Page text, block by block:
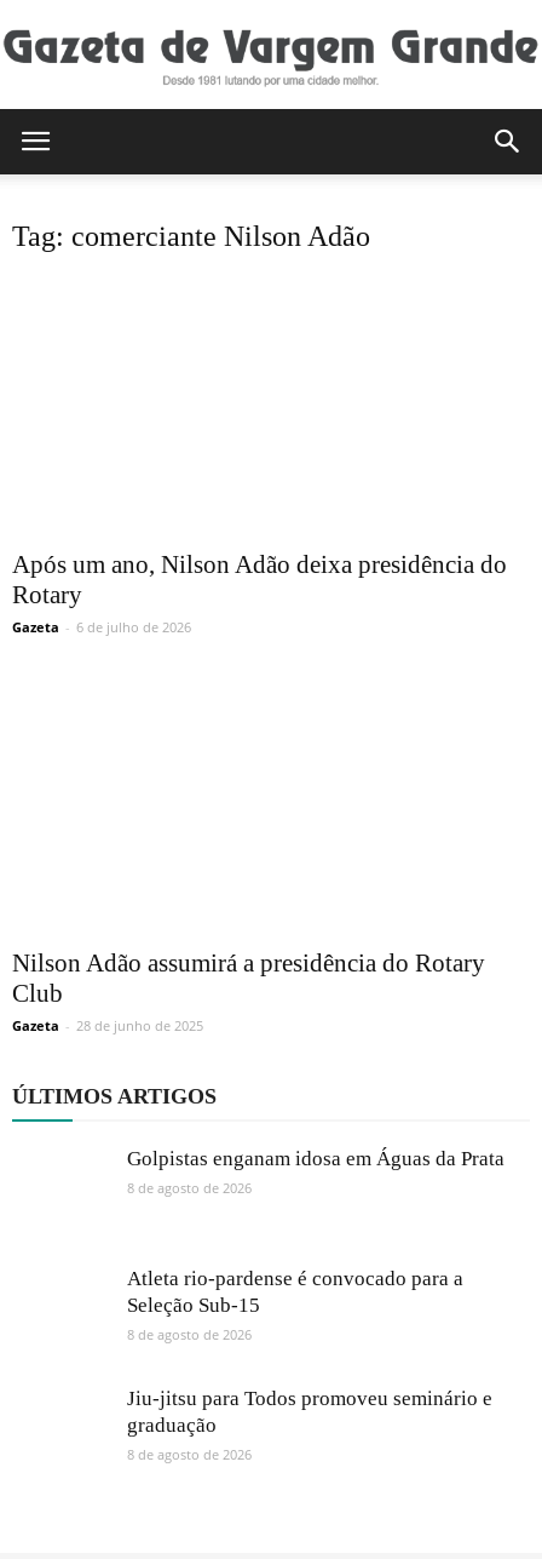
Tag: comerciante Nilson Adão
Após um ano, Nilson Adão deixa presidência do
Rotary
Gazeta - 6 de julho de 2026
Nilson Adão assumirá a presidência do Rotary
Club
Gazeta - 28 de junho de 2025
ÚLTIMOS ARTIGOS
Golpistas enganam idosa em Águas da Prata
8 de agosto de 2026
Atleta rio-pardense é convocado para a
Seleção Sub-15
8 de agosto de 2026
Jiu-jitsu para Todos promoveu seminário e
graduação
8 de agosto de 2026